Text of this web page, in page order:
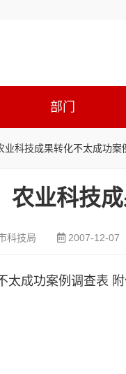
部门
业科技成果转化不太成功案
农业科技
科技局 2007-12-07
太成功案例调查表